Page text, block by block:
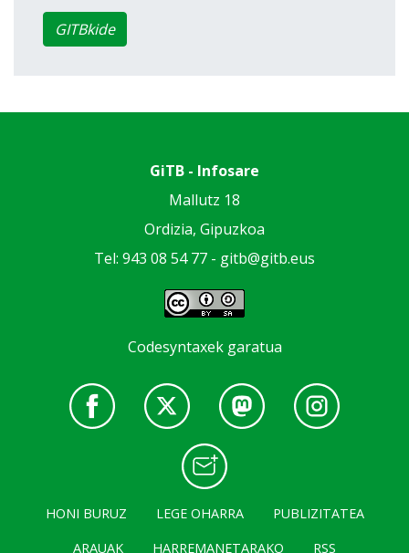
GITBkide
GiTB - Infosare
Mallutz 18
Ordizia, Gipuzkoa
Tel: 943 08 54 77 - gitb@gitb.eus
Codesyntaxek garatua
HONI BURUZ LEGE OHARRA
PUBLIZITATEA
ARAUAK
HARREMANETARAKO RSS